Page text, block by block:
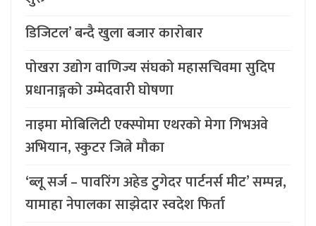
डिजिटल’ बन्दै खुला बजार कारोबार
पोखरा उद्योग वाणिज्य संघको महासचिवमा सुदिप
प्रधानाङ्गको उम्मेदवारी घोषणा
नाइमा मोबिलिटी एक्स्पोमा एथरको मेगा गिभअवे
अभियान, स्कुटर जित्ने मौका
‘ब्लू सर्ज – पावरिंग अहेड टुगेदर पार्टनर्स मीट’ सम्पन्न,
यामाहा नेपालका साझेदार स्वदेश फिर्ता